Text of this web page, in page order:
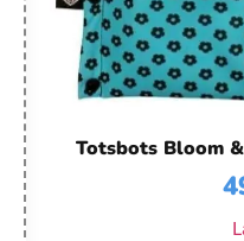
Totsbots Bloom